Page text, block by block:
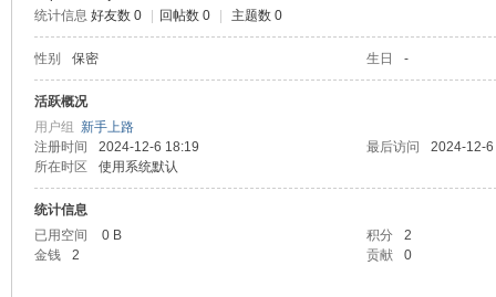
统计信息 好友数 0 回帖数 0 主题数 0
性别 保密 生日 -
活跃概况
用户组 新手上路
注册时间
2024-12-6 18:19 最后访问
2024-12-
所在时区
使用系统默认
统计信息
已用空间
0 B 积分
2
金钱
2 贡献 0